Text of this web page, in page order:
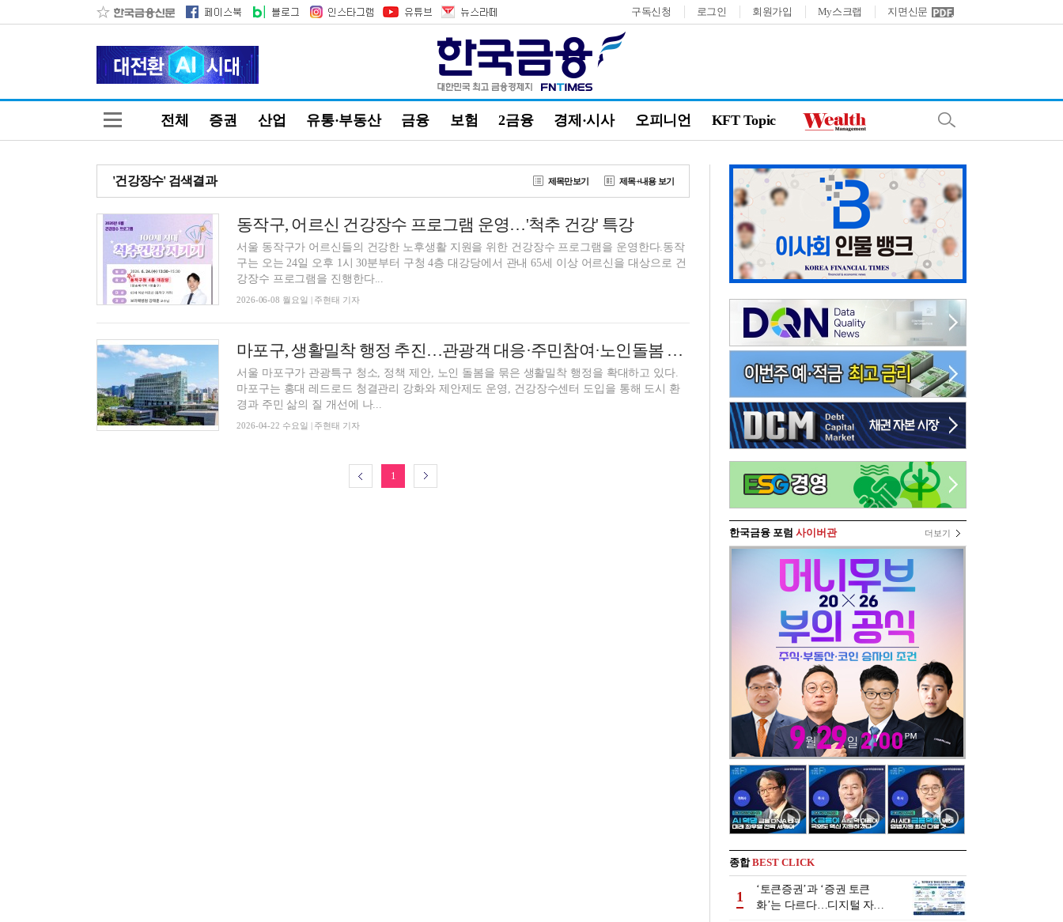
구독신청 로그인 회원가입 My스크랩 지면신문
전체 증권 산업 유통·부동산 금융 보험 2금융 경제·시사 오피니언 KFT Topic
'건강장수' 검색결과 제목만보기 제목+내용 보기
동작구, 어르신 건강장수 프로그램 운영…'척추 건강' 특강
서울 동작구가 어르신들의 건강한 노후생활 지원을 위한 건강장수 프로그램을 운영한다.동작
구는 오는 24일 오후 1시 30분부터 구청 4층 대강당에서 관내 65세 이상 어르신을 대상으로 건
강장수 프로그램을 진행한다...
2026-06-08 월요일 | 주현태 기자
마포구, 생활밀착 행정 추진…관광객 대응·주민참여·노인돌봄 등 전반위 [우리區는 지금]
서울 마포구가 관광특구 청소, 정책 제안, 노인 돌봄을 묶은 생활밀착 행정을 확대하고 있다.
마포구는 홍대 레드로드 청결관리 강화와 제안제도 운영, 건강장수센터 도입을 통해 도시 환
경과 주민 삶의 질 개선에 나...
2026-04-22 수요일 | 주현태 기자
1
한국금융 포럼 사이버관 더보기
종합BEST CLICK
1
‘토큰증권’과 ‘증권 토큰
화’는 다르다…디지털 자본